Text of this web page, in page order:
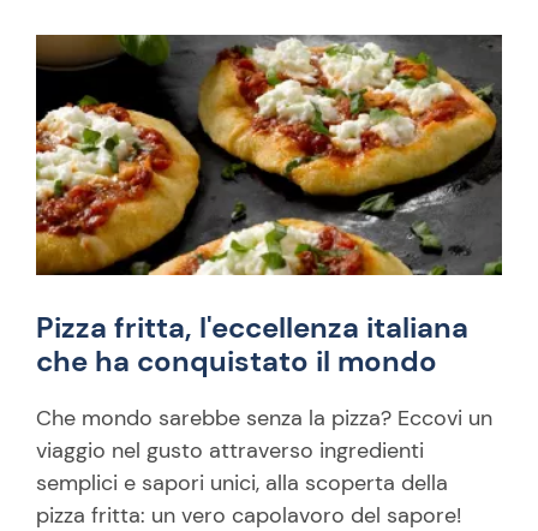
Pizza fritta, l'eccellenza italiana
che ha conquistato il mondo
Che mondo sarebbe senza la pizza? Eccovi un
viaggio nel gusto attraverso ingredienti
semplici e sapori unici, alla scoperta della
pizza fritta: un vero capolavoro del sapore!